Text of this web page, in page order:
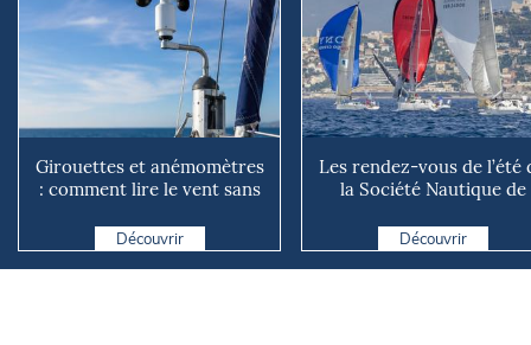
Girouettes et anémomètres
: comment lire le vent sans
Découvrir
Les rendez-vous de l’été
la Société Nautique de
Découvrir